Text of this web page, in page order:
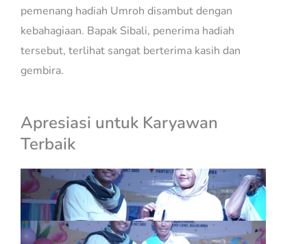
pemenang hadiah Umroh disambut dengan
kebahagiaan. Bapak Sibali, penerima hadiah
tersebut, terlihat sangat berterima kasih dan
gembira.
Apresiasi untuk Karyawan
Terbaik